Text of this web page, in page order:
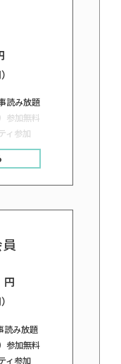
読み放題
参加無料
ィ参加
円
読み放題
参加無料
ィ参加